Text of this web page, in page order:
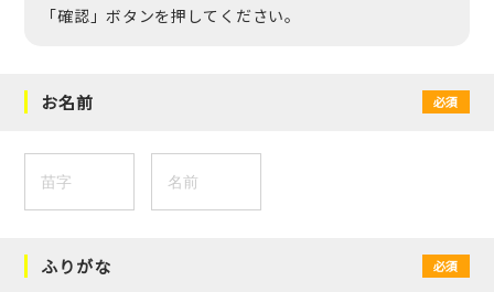
「確認」ボタンを押してください。
お名前 必須
ふりがな 必須